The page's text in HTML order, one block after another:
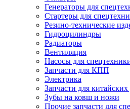
Генераторы для
Стартеры для
Резино-технические
Гидроцилиндры
Радиаторы
Вентиляция
Насосы для
Запчасти для КПП
Электрика
Запчасти для китайских
Зубы на ковш и ножи
Прочие запчасти для